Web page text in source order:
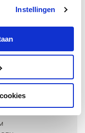
Instellingen